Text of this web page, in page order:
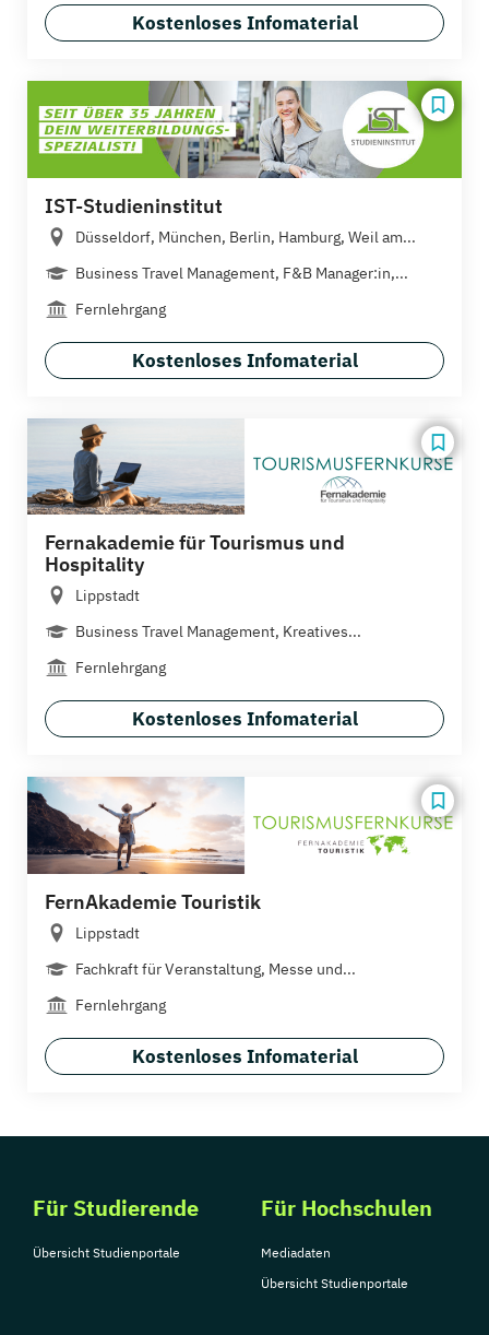
Kostenloses Infomaterial
IST-Studieninstitut
Düsseldorf, München, Berlin, Hamburg, Weil am...
Business Travel Management, F&B Manager:in,...
Fernlehrgang
Kostenloses Infomaterial
Fernakademie für Tourismus und
Hospitality
Lippstadt
Business Travel Management, Kreatives...
Fernlehrgang
Kostenloses Infomaterial
FernAkademie Touristik
Lippstadt
Fachkraft für Veranstaltung, Messe und...
Fernlehrgang
Kostenloses Infomaterial
Für Studierende
Übersicht Studienportale
Für Hochschulen
Mediadaten
Übersicht Studienportale